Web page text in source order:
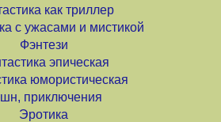
как триллер
с ужасами и мистикой
Фэнтези
эпическая
юмористическая
приключения
Эротика